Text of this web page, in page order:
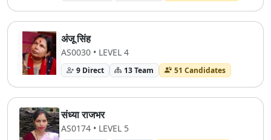
अंजू सिंह
AS0030 • LEVEL 4
9 Direct 13 Team 51 Candidates
संध्या राजभर
AS0174 • LEVEL 5